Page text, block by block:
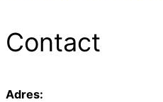
Contact
Adres: